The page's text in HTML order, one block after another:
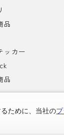
品
ッカー
品
ために、当社の